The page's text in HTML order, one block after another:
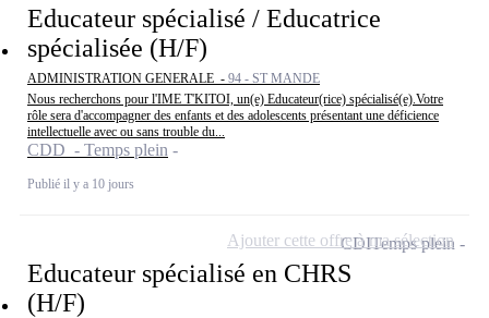
Educateur spécialisé / Educatrice
spécialisée (H/F)
ADMINISTRATION GENERALE - 94 - ST MANDE
Nous recherchons pour l'IME T'KITOI, un(e) Educateur(rice) spécialisé(e).Votre
rôle sera d'accompagner des enfants et des adolescents présentant une déficience
intellectuelle avec ou sans trouble du...
CDD - Temps plein
Publié il y a 10 jours
Educateur spécialisé en CHRS
(H/F)
CDITemps plein
Ajouter cette offre à ma sélection